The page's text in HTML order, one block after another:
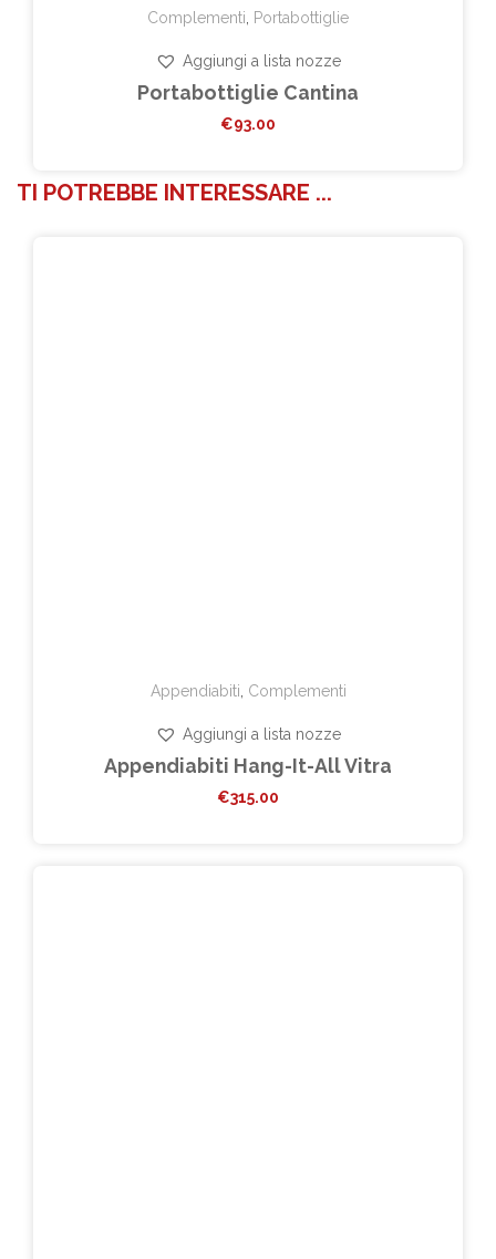
Complementi Portabottiglie
Aggiungi a lista nozze
Portabottiglie Cantina
€93.00
TI POTREBBE INTERESSARE ...
Appendiabiti Complementi
Aggiungi a lista nozze
Appendiabiti Hang-It-All Vitra
€315.00